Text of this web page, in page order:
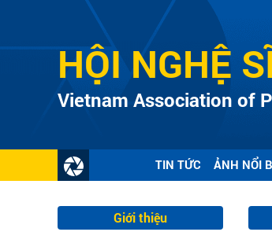
HỘI NGHỆ
Vietnam Association of
TIN TỨC ẢNH NỔI
Giới thiệu